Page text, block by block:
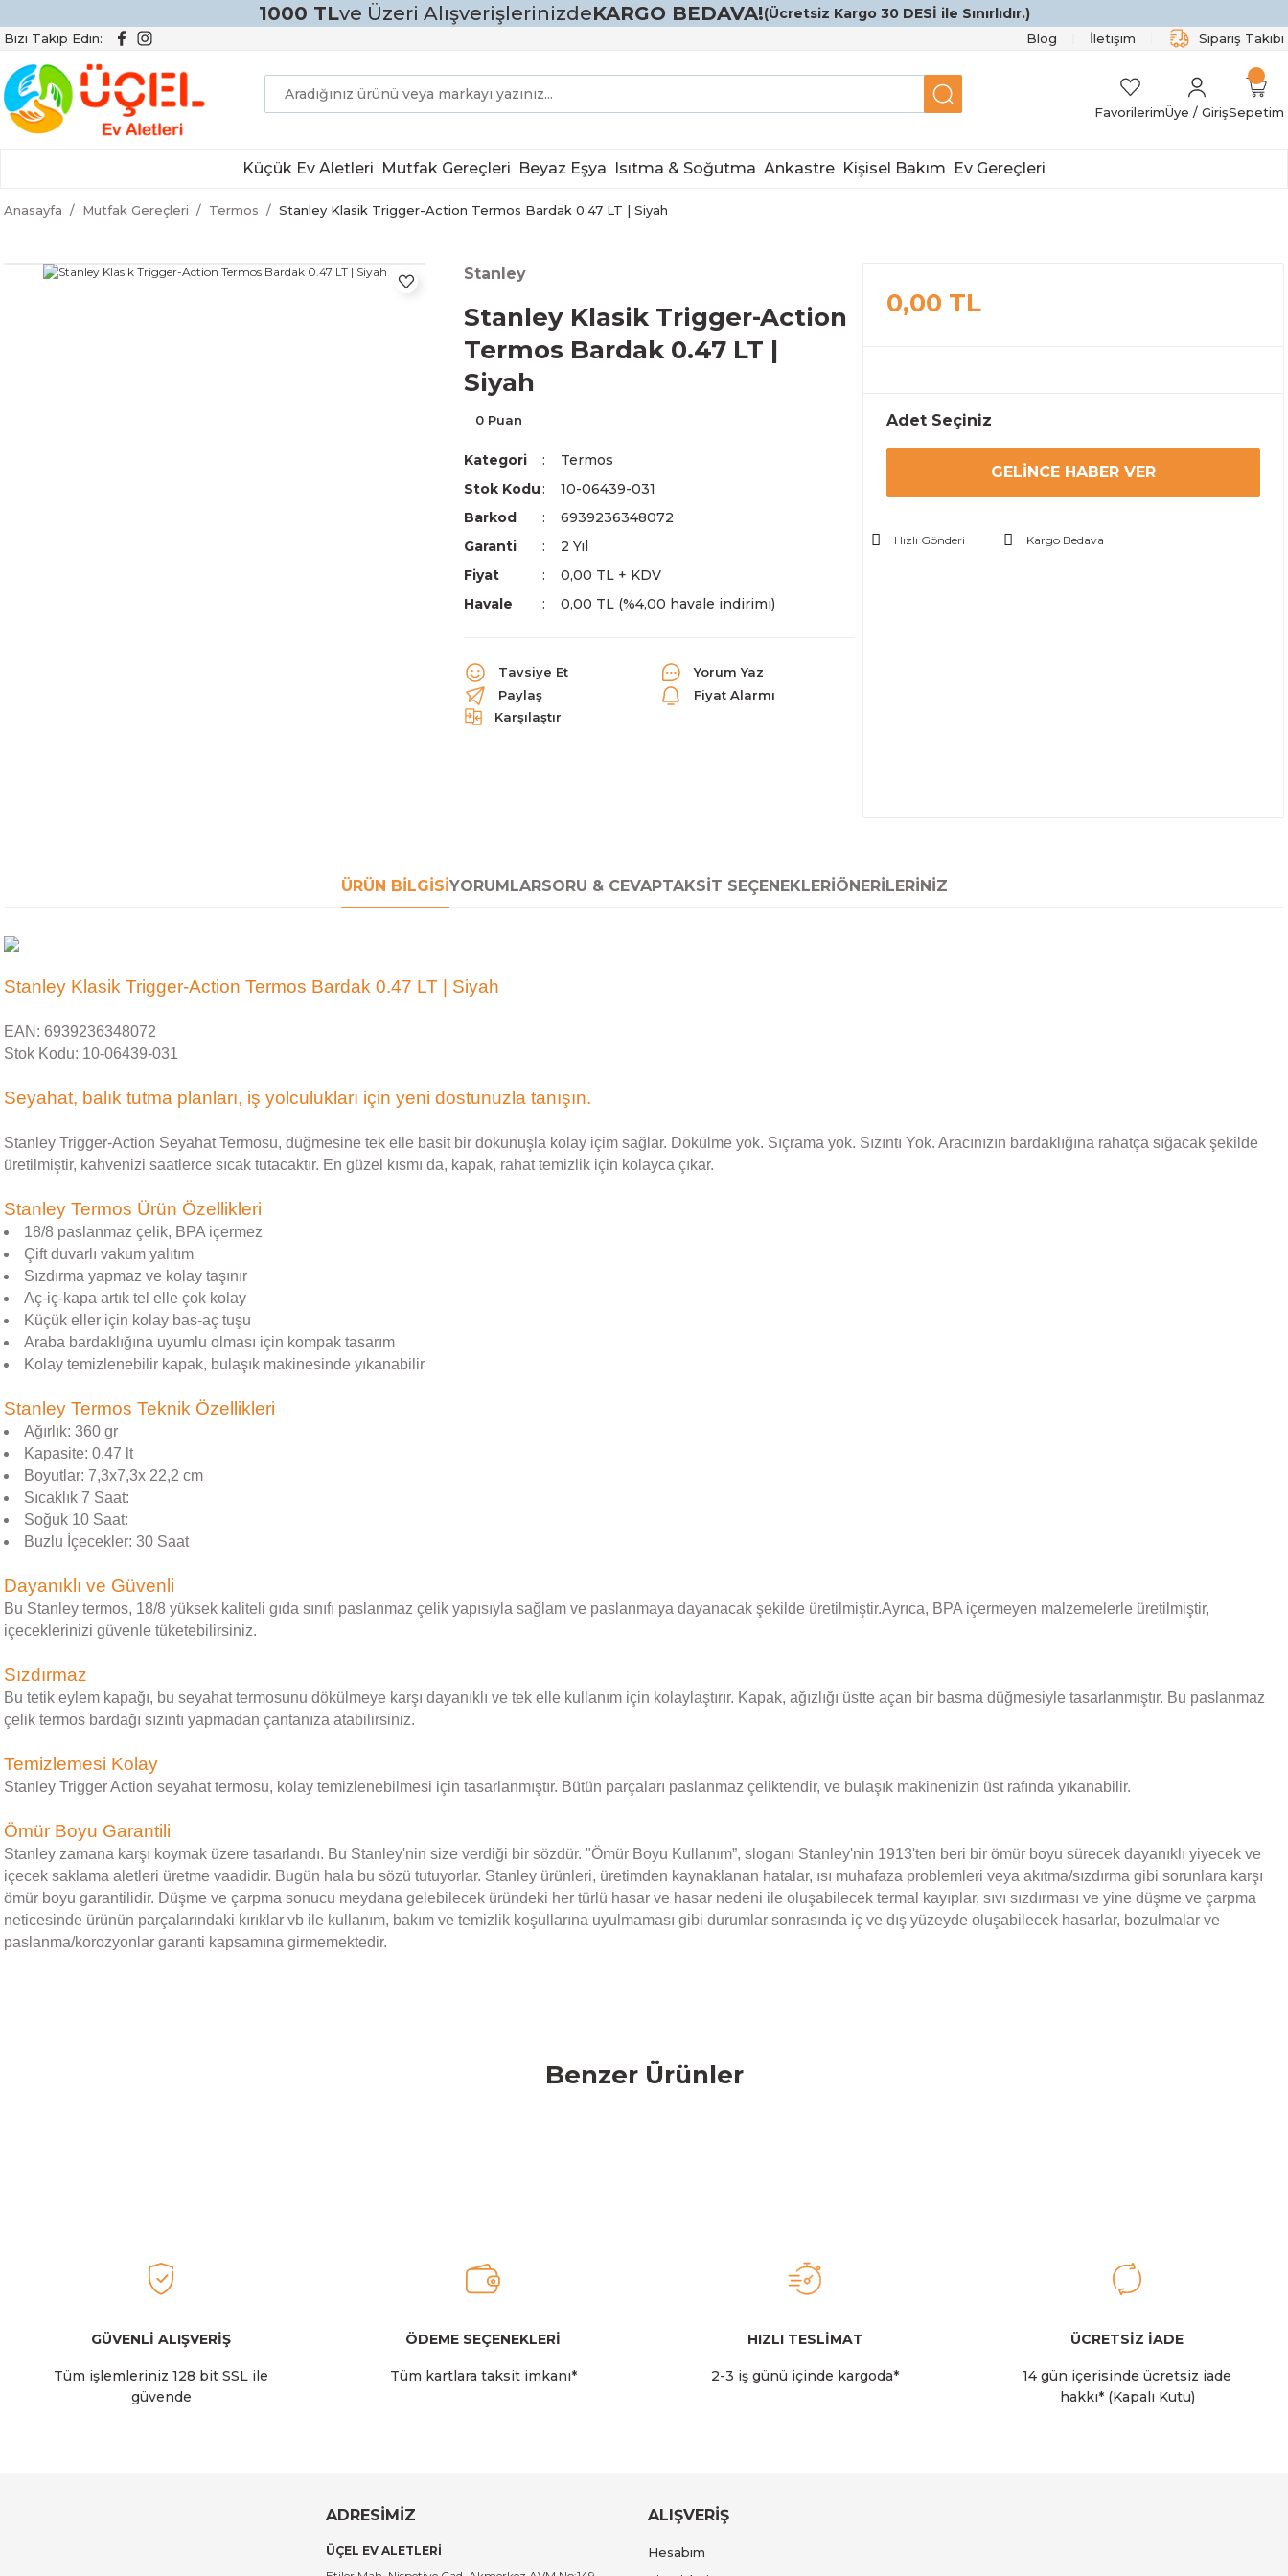
1000 TLve Üzeri AlışverişlerinizdeKARGO BEDAVA!(Ücretsiz Kargo 30 DESİ ile Sınırlıdır.)
Bizi Takip Edin: Blog İletişim Sipariş Takibi
FavorilerimÜye / GirişSepetim
Küçük Ev Aletleri Mutfak Gereçleri Beyaz Eşya Isıtma & Soğutma Ankastre Kişisel Bakım Ev Gereçleri
Anasayfa Mutfak Gereçleri Termos Stanley Klasik Trigger-Action Termos Bardak 0.47 LT | Siyah
Stanley
Stanley Klasik Trigger-Action
Termos Bardak 0.47 LT |
Siyah
0 Puan
Kategori
Termos
Stok Kodu
10-06439-031
Barkod
6939236348072
Garanti
2 Yıl
Fiyat
0,00 TL + KDV
Havale
0,00 TL (%4,00 havale indirimi)
Tavsiye Et
Yorum Yaz
Paylaş
Fiyat Alarmı
Karşılaştır
0,00 TL
Adet Seçiniz
GELINCE HABER VER
Hızlı Gönderi Kargo Bedava
ÜRÜN BILGISIYORUMLARSORU & CEVAPTAKSIT SEÇENEKLERIÖNERILERINIZ
Stanley Klasik Trigger-Action Termos Bardak 0.47 LT | Siyah
EAN: 6939236348072
Stok Kodu: 10-06439-031
Seyahat, balık tutma planları, iş yolculukları için yeni dostunuzla tanışın.
Stanley Trigger-Action Seyahat Termosu, düğmesine tek elle basit bir dokunuşla kolay içim sağlar. Dökülme yok. Sıçrama yok. Sızıntı Yok. Aracınızın bardaklığına rahatça sığacak şekilde
üretilmiştir, kahvenizi saatlerce sıcak tutacaktır. En güzel kısmı da, kapak, rahat temizlik için kolayca çıkar.
Stanley Termos Ürün Özellikleri
18/8 paslanmaz çelik, BPA içermez
Çift duvarlı vakum yalıtım
Sızdırma yapmaz ve kolay taşınır
Aç-iç-kapa artık tel elle çok kolay
Küçük eller için kolay bas-aç tuşu
Araba bardaklığına uyumlu olması için kompak tasarım
Kolay temizlenebilir kapak, bulaşık makinesinde yıkanabilir
Stanley Termos Teknik Özellikleri
Ağırlık: 360 gr
Kapasite: 0,47 lt
Boyutlar: 7,3x7,3x 22,2 cm
Sıcaklık 7 Saat:
Soğuk 10 Saat:
Buzlu İçecekler: 30 Saat
Dayanıklı ve Güvenli
Bu Stanley termos, 18/8 yüksek kaliteli gıda sınıfı paslanmaz çelik yapısıyla sağlam ve paslanmaya dayanacak şekilde üretilmiştir.Ayrıca, BPA içermeyen malzemelerle üretilmiştir,
içeceklerinizi güvenle tüketebilirsiniz.
Sızdırmaz
Bu tetik eylem kapağı, bu seyahat termosunu dökülmeye karşı dayanıklı ve tek elle kullanım için kolaylaştırır. Kapak, ağızlığı üstte açan bir basma düğmesiyle tasarlanmıştır. Bu paslanmaz
çelik termos bardağı sızıntı yapmadan çantanıza atabilirsiniz.
Temizlemesi Kolay
Stanley Trigger Action seyahat termosu, kolay temizlenebilmesi için tasarlanmıştır. Bütün parçaları paslanmaz çeliktendir, ve bulaşık makinenizin üst rafında yıkanabilir.
Ömür Boyu Garantili
Stanley zamana karşı koymak üzere tasarlandı. Bu Stanley'nin size verdiği bir sözdür. "Ömür Boyu Kullanım”, sloganı Stanley'nin 1913'ten beri bir ömür boyu sürecek dayanıklı yiyecek ve
içecek saklama aletleri üretme vaadidir. Bugün hala bu sözü tutuyorlar. Stanley ürünleri, üretimden kaynaklanan hatalar, ısı muhafaza problemleri veya akıtma/sızdırma gibi sorunlara karşı
ömür boyu garantilidir. Düşme ve çarpma sonucu meydana gelebilecek üründeki her türlü hasar ve hasar nedeni ile oluşabilecek termal kayıplar, sıvı sızdırması ve yine düşme ve çarpma
neticesinde ürünün parçalarındaki kırıklar vb ile kullanım, bakım ve temizlik koşullarına uyulmaması gibi durumlar sonrasında iç ve dış yüzeyde oluşabilecek hasarlar, bozulmalar ve
paslanma/korozyonlar garanti kapsamına girmemektedir.
Bu ürüne ilk yorumu siz yapın!
Ürün hakkında henüz soru sorulmamış.
Benzer Ürünler
Stanley
GÜVENLİ ALIŞVERİŞ
Tüm işlemleriniz 128 bit SSL ile
güvende
ÖDEME SEÇENEKLERİ
Tüm kartlara taksit imkanı*
HIZLI TESLİMAT
2-3 iş günü içinde kargoda*
ÜCRETSİZ İADE
14 gün içerisinde ücretsiz iade
hakkı* (Kapalı Kutu)
ADRESİMİZ
ÜÇEL EV ALETLERİ
ALIŞVERİŞ
Hesabım